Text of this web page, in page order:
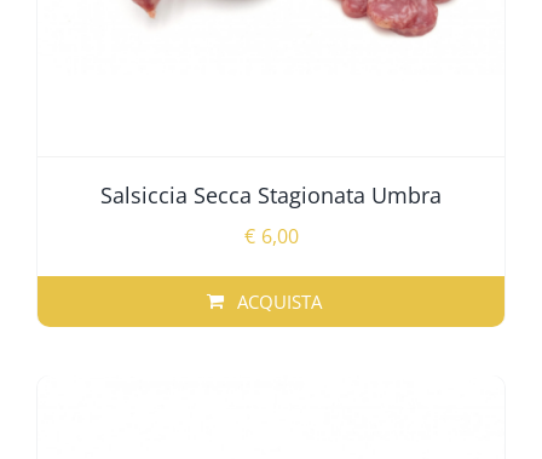
Salsiccia Secca Stagionata Umbra
€ 6,00
ACQUISTA
QUESTO